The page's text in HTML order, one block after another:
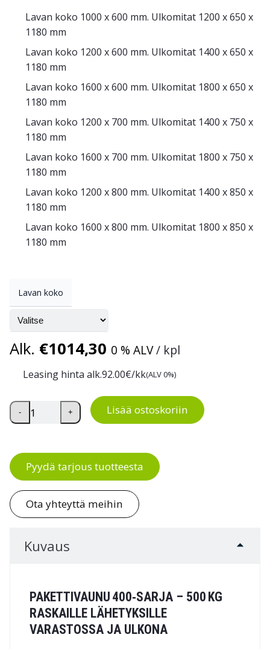
Lavan koko 1000 x 600 mm. Ulkomitat 1200 x 650 x
1180 mm
Lavan koko 1200 x 600 mm. Ulkomitat 1400 x 650 x
1180 mm
Lavan koko 1600 x 600 mm. Ulkomitat 1800 x 650 x
1180 mm
Lavan koko 1200 x 700 mm. Ulkomitat 1400 x 750 x
1180 mm
Lavan koko 1600 x 700 mm. Ulkomitat 1800 x 750 x
1180 mm
Lavan koko 1200 x 800 mm. Ulkomitat 1400 x 850 x
1180 mm
Lavan koko 1600 x 800 mm. Ulkomitat 1800 x 850 x
1180 mm
Lavan koko
Alk. €1014,30 0 % ALV/ kpl
Leasing hinta alk.92.00€/kk(ALV 0%)
Pakettivaunu 400-sarja, 500 kg määrä
- + Lisää ostoskoriin
Pyydä tarjous tuotteesta
Ota yhteyttä meihin
Kuvaus
PAKETTIVAUNU 400‑SARJA – 500 KG
RASKAILLE LÄHETYKSILLE
VARASTOSSA JA ULKONA